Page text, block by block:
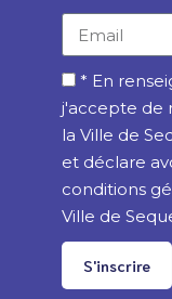
* En
j'accepte de
la Ville de
et déclare
conditions
Ville de
S'inscrire